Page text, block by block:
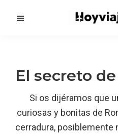
principal
El secreto
Si os dijéramos que
curiosas y bonitas de
cerradura, posiblemente